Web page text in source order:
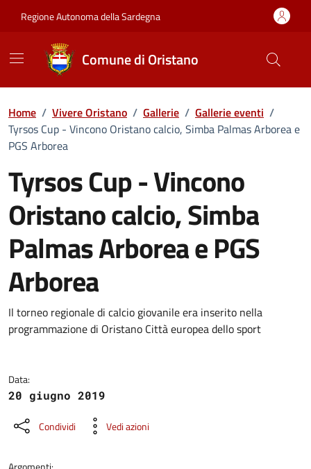
Regione Autonoma della Sardegna
Comune di Oristano
Home / Vivere Oristano / Gallerie / Gallerie eventi /
Tyrsos Cup - Vincono Oristano calcio, Simba Palmas Arborea e
PGS Arborea
Tyrsos Cup - Vincono
Oristano calcio, Simba
Palmas Arborea e PGS
Arborea
Dettaglio della galleria di
Il torneo regionale di calcio giovanile era inserito nella
programmazione di Oristano Città europea dello sport
Data:
20 giugno 2019
Condividi Vedi azioni